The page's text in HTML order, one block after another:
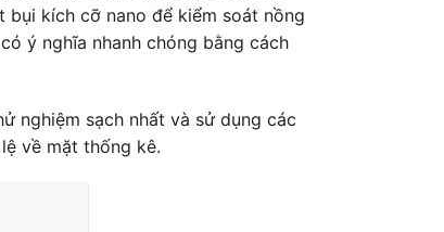
biến
bụi kích cỡ nano để kiểm soát nồng
ý nghĩa nhanh chóng bằng cách
nghiệm sạch nhất và sử dụng các
về mặt thống kê.